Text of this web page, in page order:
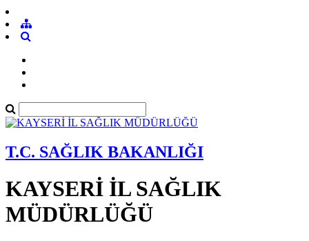
T.C. SAĞLIK BAKANLIĞI
KAYSERİ İL SAĞLIK
MÜDÜRLÜĞÜ